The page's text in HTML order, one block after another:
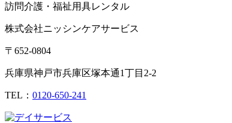
訪問介護・福祉用具レンタル
株式会社ニッシンケアサービス
〒652-0804
兵庫県神戸市兵庫区塚本通1丁目2-2
TEL： 0120-650-241